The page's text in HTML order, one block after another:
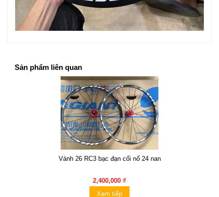
Sản phẩm liên quan
Vành 26 RC3 bạc đạn cối nổ 24 nan
2,400,000 ₫
Xem tiếp